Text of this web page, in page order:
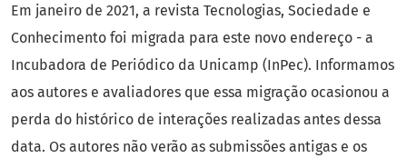
Em janeiro de 2021, a revista Tecnologias, Sociedade e
Conhecimento foi migrada para este novo endereço - a
Incubadora de Periódico da Unicamp (InPec). Informamos
aos autores e avaliadores que essa migração ocasionou a
perda do histórico de interações realizadas antes dessa
data. Os autores não verão as submissões antigas e os